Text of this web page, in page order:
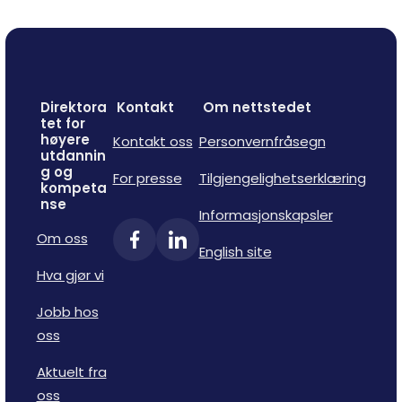
Direktora
tet for
høyere
utdannin
g og
kompeta
nse
Om oss
Hva gjør vi
Jobb hos
oss
Aktuelt fra
oss
Kontakt
Kontakt oss
For presse
Om nettstedet
Personvernfråsegn
Tilgjengelighetserklæring
Informasjonskapsler
English site